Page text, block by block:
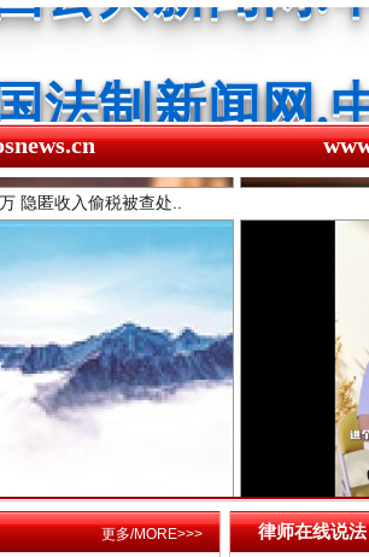
数据
国法制新闻网.
法治新闻网.
法院新闻网.
国检察新闻网.
医药新闻网.
万 隐匿收入偷税被查处..
巍巍树丰碑 高回
更多/MORE>>> 律师在线说法